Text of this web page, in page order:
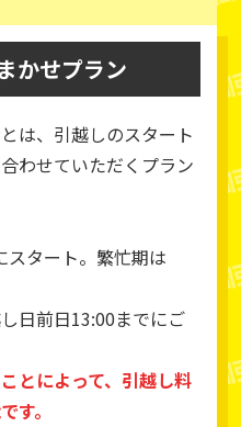
かせプラン
は、引越しのスタート
わせていただくプラン
スタート。繁忙期は
日前日13:00までにご
とによって、引越し料
す。